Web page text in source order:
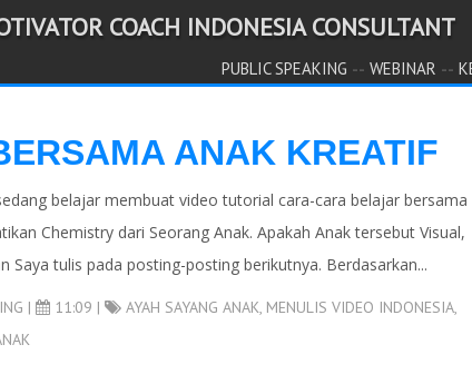
COACH INDONESIA CONSULTANT
PUBLIC SPEAKING -- WEBINAR --
ANAK KREATIF
belajar membuat video tutorial cara-cara belajar bersama
Chemistry dari Seorang Anak. Apakah Anak tersebut Visual,
Saya tulis pada posting-posting berikutnya. Berdasarkan...
| 11:09 | AYAH SAYANG ANAK, MENULIS VIDEO INDONESIA,